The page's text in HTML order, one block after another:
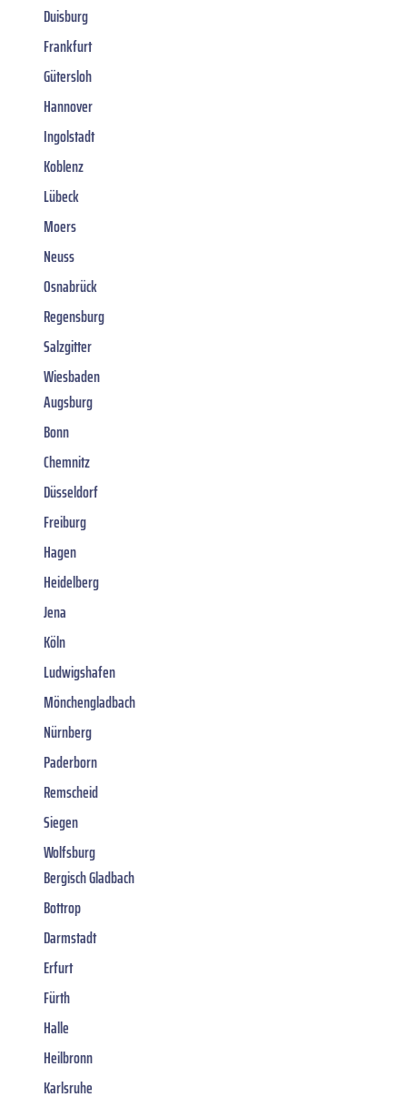
Duisburg
Frankfurt
Gütersloh
Hannover
Ingolstadt
Koblenz
Lübeck
Moers
Neuss
Osnabrück
Regensburg
Salzgitter
Wiesbaden
Augsburg
Bonn
Chemnitz
Düsseldorf
Freiburg
Hagen
Heidelberg
Jena
Köln
Ludwigshafen
Mönchengladbach
Nürnberg
Paderborn
Remscheid
Siegen
Wolfsburg
Bergisch Gladbach
Bottrop
Darmstadt
Erfurt
Fürth
Halle
Heilbronn
Karlsruhe